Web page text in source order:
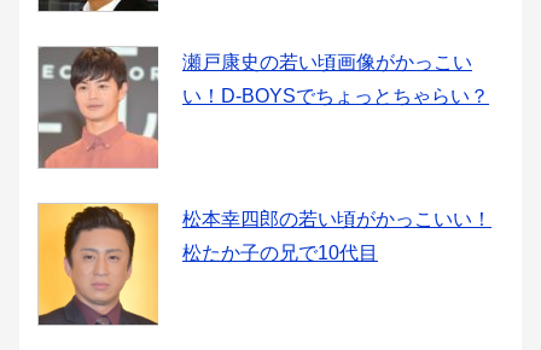
瀬戸康史の若い頃画像がかっこい
い！D-BOYSでちょっとちゃらい？
松本幸四郎の若い頃がかっこいい！
松たか子の兄で10代目